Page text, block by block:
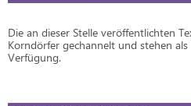
Die an dieser Stelle veröffentlichten
Korndörfer gechannelt und stehen
Verfügung.